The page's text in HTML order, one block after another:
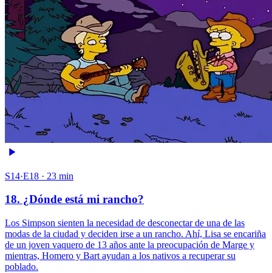
S14·E18 · 23 min
18. ¿Dónde está mi rancho?
Los Simpson sienten la necesidad de desconectar de una de las
modas de la ciudad y deciden irse a un rancho. Ahí, Lisa se encariña
de un joven vaquero de 13 años ante la preocupación de Marge y
mientras, Homero y Bart ayudan a los nativos a recuperar su
poblado.